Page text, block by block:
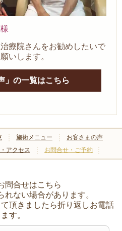
療院さんをお勧めしたいで
いします。
」の一覧はこちら
施術メニュー
お客さまの声
アクセス お問合せ・ご予約
問合せはこちら
ない場合があります。
頂きましたら折り返しお電話
す。